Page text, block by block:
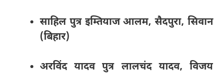
साहिल पुत्र इम्तियाज आलम, सैदपुरा, सिवान
(बिहार)
अरविंद यादव पुत्र लालचंद यादव, विजय